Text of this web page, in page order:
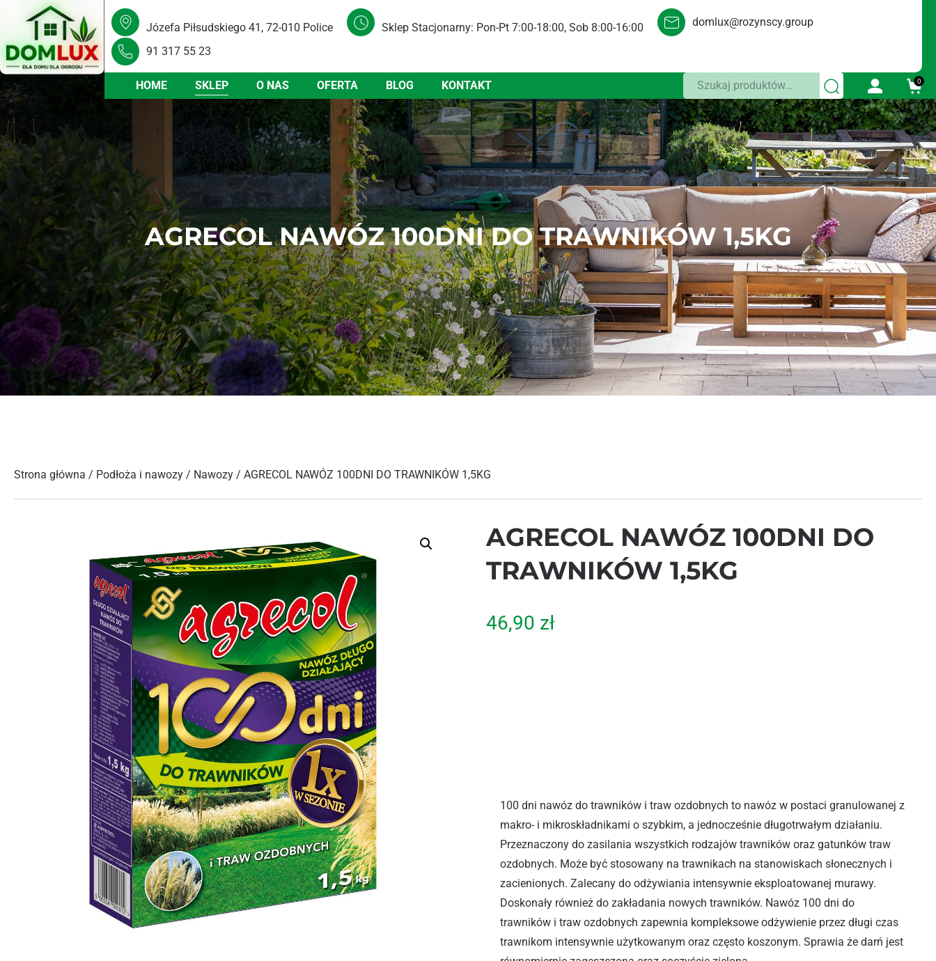
Józefa Piłsudskiego 41, 72-010 Police Sklep Stacjonarny: Pon-Pt 7:00-18:00, Sob 8:00-16:00 domlux@rozynscy.group
91 317 55 23
HOME SKLEP O NAS OFERTA BLOG KONTAKT Szukaj: 0
AGRECOL NAWÓZ 100DNI DO TRAWNIKÓW 1,5KG
Strona główna / Podłoża i nawozy / Nawozy / AGRECOL NAWÓZ 100DNI DO TRAWNIKÓW 1,5KG
AGRECOL NAWÓZ 100DNI DO
TRAWNIKÓW 1,5KG
46,90 zł
100 dni nawóz do trawników i traw ozdobnych to nawóz w postaci granulowanej z
makro- i mikroskładnikami o szybkim, a jednocześnie długotrwałym działaniu.
Przeznaczony do zasilania wszystkich rodzajów trawników oraz gatunków traw
ozdobnych. Może być stosowany na trawnikach na stanowiskach słonecznych i
zacienionych. Zalecany do odżywiania intensywnie eksploatowanej murawy.
Doskonały również do zakładania nowych trawników. Nawóz 100 dni do
trawników i traw ozdobnych zapewnia kompleksowe odżywienie przez długi czas
trawnikom intensywnie użytkowanym oraz często koszonym. Sprawia że darń jest